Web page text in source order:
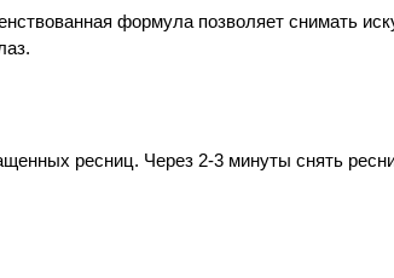
формула позволяет снимать
ресниц. Через 2-3 минуты снять